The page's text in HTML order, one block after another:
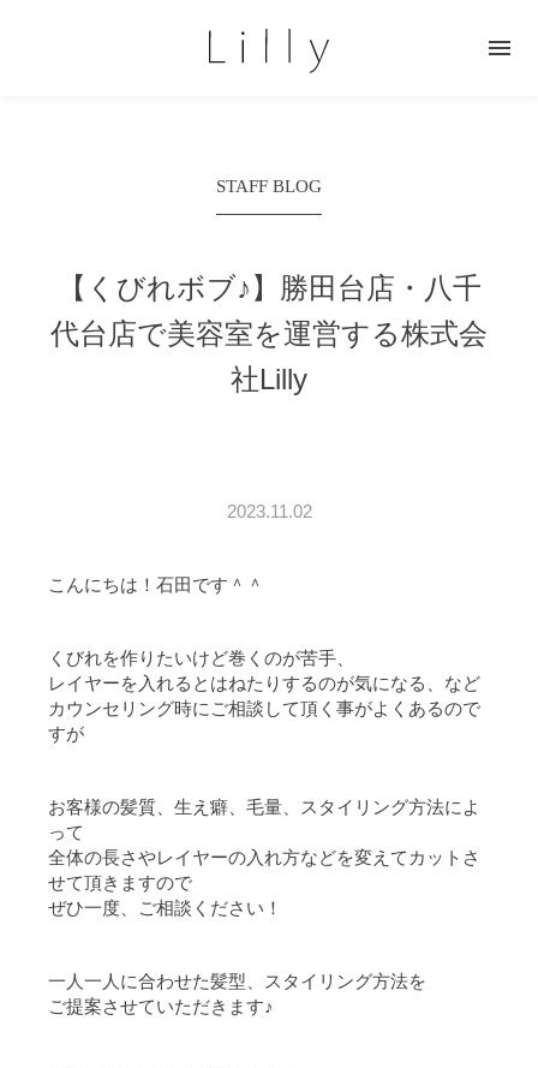

STAFF BLOG
【くびれボブ♪】 勝田台店・八千
代台店で美容室を運営する株式会
社Lilly
2023.11.02
こんにちは！石田です＾＾
くびれを作りたいけど巻くのが苦手、
レイヤーを入れるとはねたりするのが気になる、など
カウンセリング時にご相談して頂く事がよくあるので
すが
お客様の髪質、生え癖、毛量、スタイリング方法によ
って
全体の長さやレイヤーの入れ方などを変えてカットさ
せて頂きますので
ぜひ一度、ご相談ください！
一人一人に合わせた髪型、スタイリング方法を
ご提案させていただきます♪